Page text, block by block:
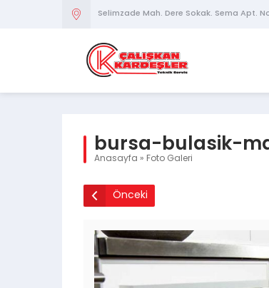
Selimzade Mah. Dere Sokak. Sema Apt. No
bursa-bulasik-
Anasayfa » Foto Galeri
Önceki